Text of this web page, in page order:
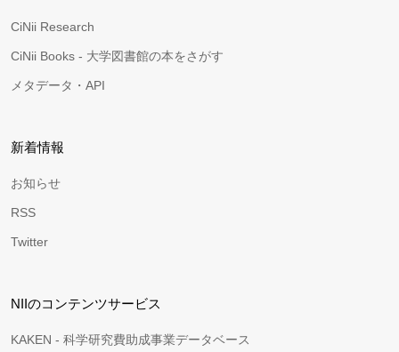
CiNii Research
CiNii Books - 大学図書館の本をさがす
メタデータ・API
新着情報
お知らせ
RSS
Twitter
NIIのコンテンツサービス
KAKEN - 科学研究費助成事業データベース